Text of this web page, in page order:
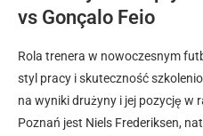
vs Gonçalo Feio
Rola trenera w nowoczesnym
styl pracy i skuteczność
na wyniki drużyny i jej pozycję w
Poznań jest Niels Frederiksen,